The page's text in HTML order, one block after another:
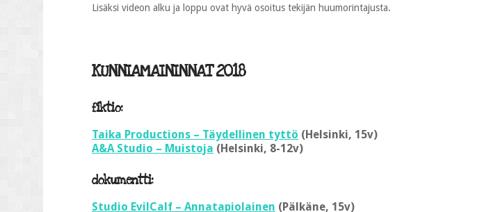
Lisäksi videon alku ja loppu ovat hyvä osoitus tekijän huumorintajusta.
KUNNIAMAININNAT 2018
fiktio:
Taika Productions – Täydellinen tyttö (Helsinki, 15v)
A&A Studio – Muistoja (Helsinki, 8-12v)
dokumentti:
Studio EvilCalf – Annatapiolainen (Pälkäne, 15v)